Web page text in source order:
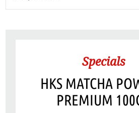
Specials
HKS MATCHA
PREMIUM